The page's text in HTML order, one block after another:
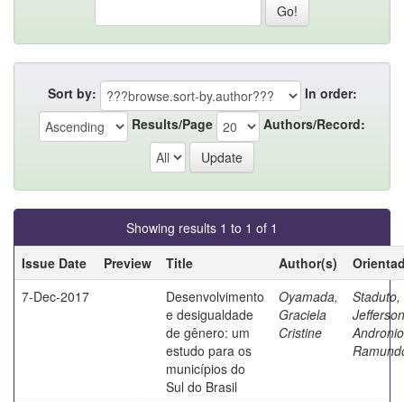
Sort by:
In order:
Results/Page
Authors/Record:
Showing results 1 to 1 of 1
Issue Date
Preview Title Author(s)
7-Dec-2017
Desenvolvimento
e desigualdade
de gênero: um
estudo para os
municípios do
Sul do Brasil
Oyamada,
Graciela
Cristine
Staduto,
Jefferson
Andronio